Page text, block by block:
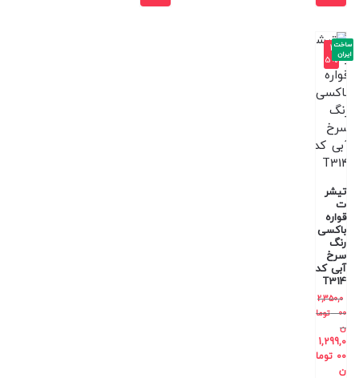
-4
5%
تیشر
ت
قواره
باکسی
رنگ
سرخ
آبی کد
T314
2,350,0
00
توما
ن
1,299,0
00 توما
ن
ساخت
ایران